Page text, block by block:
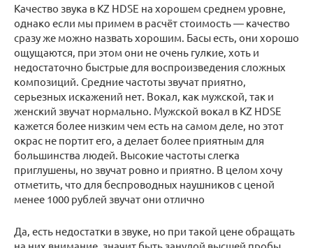
Качество звука в KZ HDSE на хорошем среднем уровне,
однако если мы примем в расчёт стоимость — качество
сразу же можно назвать хорошим. Басы есть, они хорошо
ощущаются, при этом они не очень гулкие, хоть и
недостаточно быстрые для воспроизведения сложных
композиций. Средние частоты звучат приятно,
серьезных искажений нет. Вокал, как мужской, так и
женский звучат нормально. Мужской вокал в KZ HDSE
кажется более низким чем есть на самом деле, но этот
окрас не портит его, а делает более приятным для
большинства людей. Высокие частоты слегка
приглушены, но звучат ровно и приятно. В целом хочу
отметить, что для беспроводных наушников с ценой
менее 1000 рублей звучат они отлично
Да, есть недостатки в звуке, но при такой цене обращать
на них внимание, значит быть занудой высшей пробы